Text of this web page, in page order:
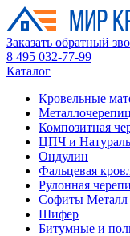
Заказать обратный
8 495 032-77-99
Каталог
Кровельные
Композитная
ЦПЧ и
Ондулин
Фальцевая
Рулонная
Софиты
Шифер
Битумные и